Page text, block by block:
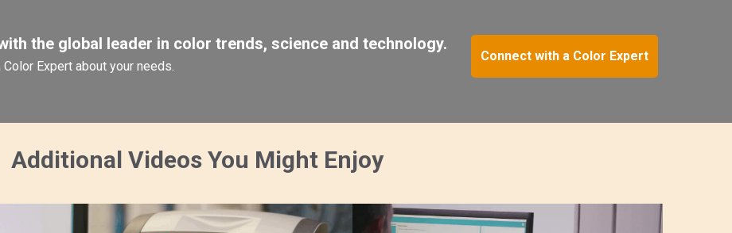
the global leader in color trends, science and technology.
Expert about your needs.
Connect with a Color Expert
Additional Videos You Might Enjoy